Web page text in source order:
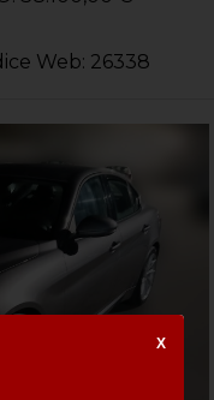
Web: 26338
X